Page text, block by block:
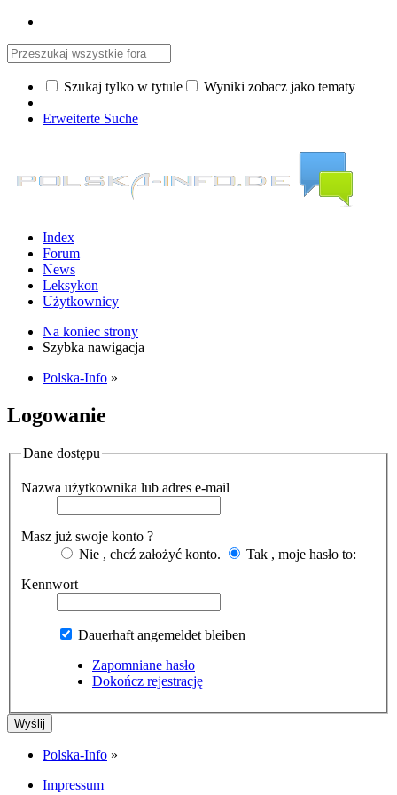
Szukaj tylko w tytule Wyniki zobacz jako tematy
Erweiterte Suche
Index
Forum
News
Leksykon
Użytkownicy
Na koniec strony
Szybka nawigacja
Polska-Info »
Logowanie
Dane dostępu
Nazwa użytkownika lub adres e-mail
Masz już swoje konto ?
Nie , chcź założyć konto.
Tak , moje hasło to:
Kennwort
Dauerhaft angemeldet bleiben
Zapomniane hasło
Dokończ rejestrację
Polska-Info »
Impressum